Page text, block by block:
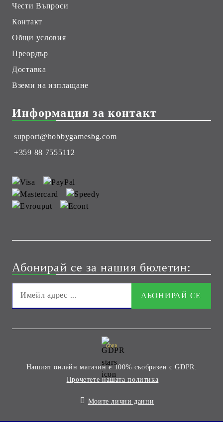
Чести Въпроси
Контакт
Общи условия
Преордър
Доставка
Вземи на изплащане
Информация за контакт
support@hobbygamesbg.com
+359 88 7555112
Абонирай се за нашия бюлетин:
GDPR
Нашият онлайн магазин е 100% съобразен с GDPR.
Прочетете нашата политика
Моите лични данни